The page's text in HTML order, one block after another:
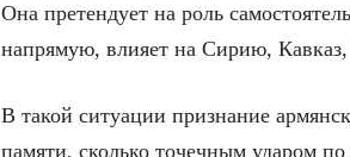
Она претендует на роль
напрямую, влияет на Сирию,
В такой ситуации признание
памяти, сколько точечным ударом